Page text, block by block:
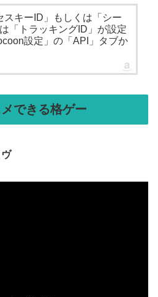
スキーID」もしくは「シー
「トラッキングID」が設定
設定」の「API」タブか
できる格ゲー